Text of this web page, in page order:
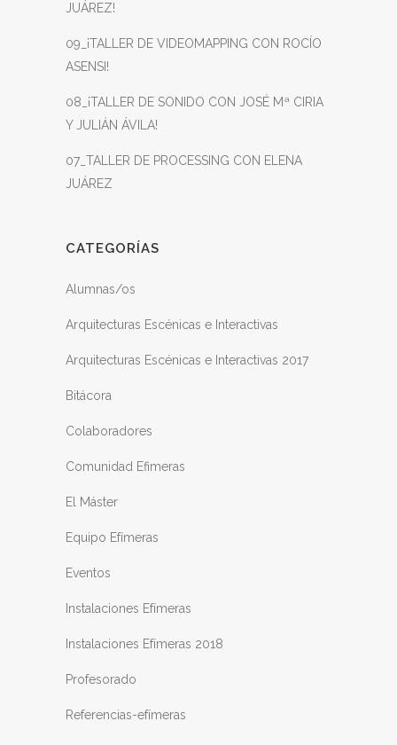
JUÁREZ!
09_¡TALLER DE VIDEOMAPPING CON ROCÍO
ASENSI!
08_¡TALLER DE SONIDO CON JOSÉ Mª CIRIA
Y JULIÁN ÁVILA!
07_TALLER DE PROCESSING CON ELENA
JUÁREZ
CATEGORÍAS
Alumnas/os
Arquitecturas Escénicas e Interactivas
Arquitecturas Escénicas e Interactivas 2017
Bitácora
Colaboradores
Comunidad Efimeras
El Máster
Equipo Efímeras
Eventos
Instalaciones Efímeras
Instalaciones Efímeras 2018
Profesorado
Referencias-efímeras